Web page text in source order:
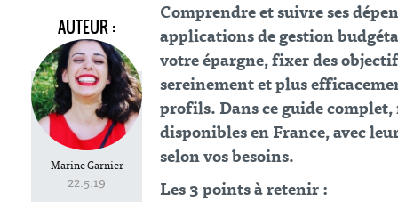
AUTEUR :
Marine Garnier
22.5.19
Comprendre et suivre ses
applications de gestion
votre épargne, fixer des
sereinement et plus
profils. Dans ce guide
disponibles en France, avec
selon vos besoins.
Les 3 points à retenir :